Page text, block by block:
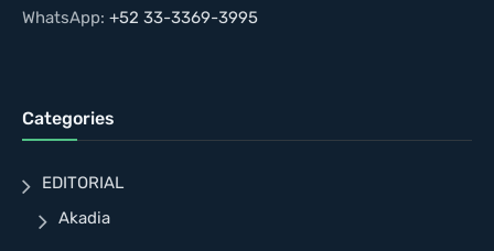
WhatsApp: +52 33-3369-3995
Categories
EDITORIAL
Akadia